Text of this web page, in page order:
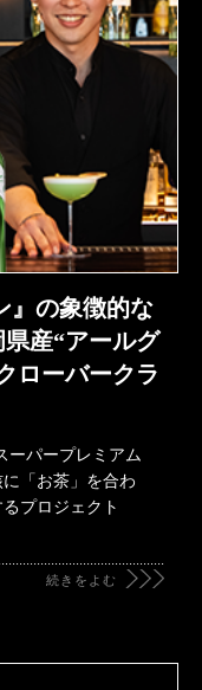
』の象徴的な
産“アールグ
ローバークラ
ーパープレミアム
「お茶」を合わ
プロジェクト
続きをよむ